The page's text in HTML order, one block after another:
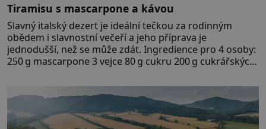
Tiramisu s mascarpone a kávou
Slavný italský dezert je ideální tečkou za rodinným
obědem i slavnostní večeří a jeho příprava je
jednodušší, než se může zdát. Ingredience pro 4 osoby:
250 g mascarpone 3 vejce 80 g cukru 200 g cukrářských
posypání Postup: Oddělte žloutky od bílků. Žloutky
vyšlehejte s cukrem do světlé pěny a postupně do nich
vmíchejte mascarpone, aby vznikl hladký